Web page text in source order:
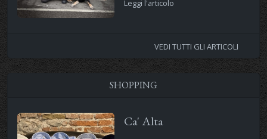
Leggi l'articolo
VEDI TUTTI GLI ARTICOLI
SHOPPING
Ca' Alta